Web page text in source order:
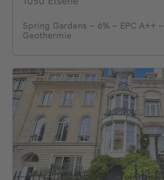
Spring Gardens - 6% - EPC A++ -
Geothermie